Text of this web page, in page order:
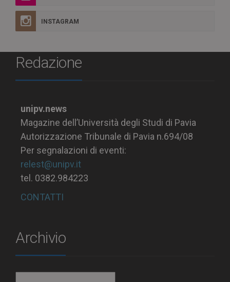
INSTAGRAM
Redazione
unipv.news
Magazine dell’Università degli Studi di Pavia
Autorizzazione Tribunale di Pavia n.694/08
Per segnalazioni di eventi:
relest@unipv.it
tel. 0382.984223
CONTATTI
Archivio